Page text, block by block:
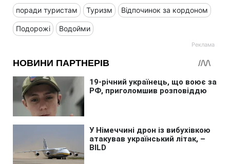
поради туристам Туризм Відпочинок за кордоном
Подорожі Водойми